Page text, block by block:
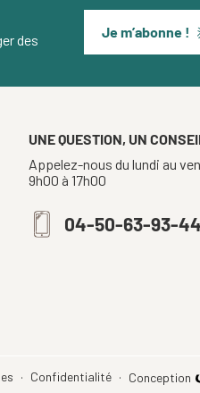
des
Je m’abonne !
UNE QUESTION, UN
Appelez-nous du lundi au
9h00 à 17h00
04-50-63-93-44
Confidentialité Conception